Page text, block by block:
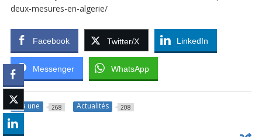
deux-mesures-en-algerie/
Facebook Twitter/X LinkedIn
Messenger WhatsApp
à la une 268 Actualités 208